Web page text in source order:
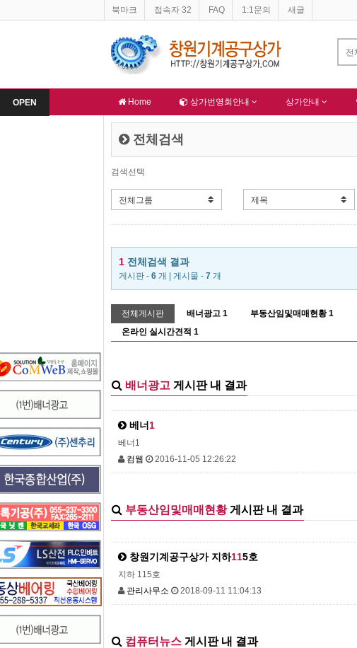
OPEN
북마크 접속자 32 FAQ 1:1문의 새글
창원기계공구상가 홈페이지 네이버 등록완료 - 한국종합산업(
Home 상가번영회안내 상가안내
전체검색
검색선택
1 전체검색 결과
게시판 - 6 개 | 게시물 - 7 개
전체게시판 배너광고 1 부동산임및매매현황 1
온라인 실시간견적 1
배너광고 게시판 내 결과
베너 1
베너1
컴웹
2016-11-05 12:26:22
부동산임및매매현황게시판 내 결과
창원기계공구상가 지하115호
지하 115호
관리사무소
2018-09-11 11:04:13
컴퓨터뉴스 게시판 내 결과